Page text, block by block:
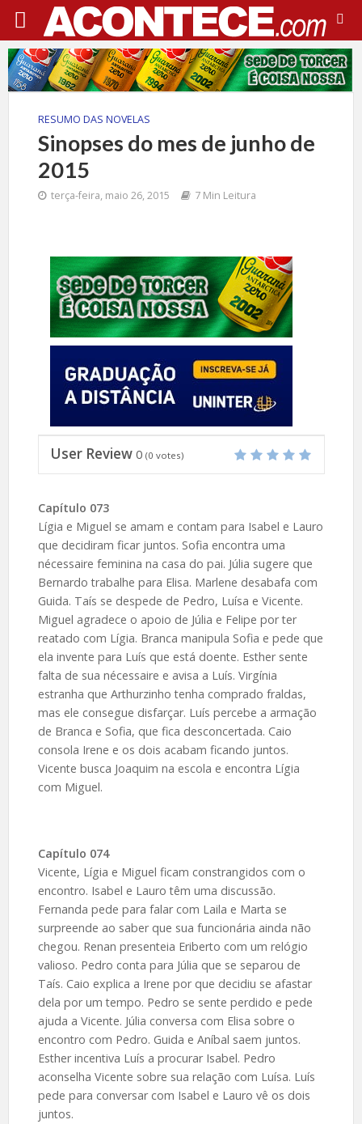
RESUMO DAS NOVELAS
Sinopses do mes de junho de
2015
terça-feira, maio 26, 2015 7 Min Leitura
User Review 0 (0 votes)
Capítulo 073
Lígia e Miguel se amam e contam para Isabel e Lauro
que decidiram ficar juntos. Sofia encontra uma
nécessaire feminina na casa do pai. Júlia sugere que
Bernardo trabalhe para Elisa. Marlene desabafa com
Guida. Taís se despede de Pedro, Luísa e Vicente.
Miguel agradece o apoio de Júlia e Felipe por ter
reatado com Lígia. Branca manipula Sofia e pede que
ela invente para Luís que está doente. Esther sente
falta de sua nécessaire e avisa a Luís. Virgínia
estranha que Arthurzinho tenha comprado fraldas,
mas ele consegue disfarçar. Luís percebe a armação
de Branca e Sofia, que fica desconcertada. Caio
consola Irene e os dois acabam ficando juntos.
Vicente busca Joaquim na escola e encontra Lígia
com Miguel.
Capítulo 074
Vicente, Lígia e Miguel ficam constrangidos com o
encontro. Isabel e Lauro têm uma discussão.
Fernanda pede para falar com Laila e Marta se
surpreende ao saber que sua funcionária ainda não
chegou. Renan presenteia Eriberto com um relógio
valioso. Pedro conta para Júlia que se separou de
Taís. Caio explica a Irene por que decidiu se afastar
dela por um tempo. Pedro se sente perdido e pede
ajuda a Vicente. Júlia conversa com Elisa sobre o
encontro com Pedro. Guida e Aníbal saem juntos.
Esther incentiva Luís a procurar Isabel. Pedro
aconselha Vicente sobre sua relação com Luísa. Luís
pede para conversar com Isabel e Lauro vê os dois
juntos.